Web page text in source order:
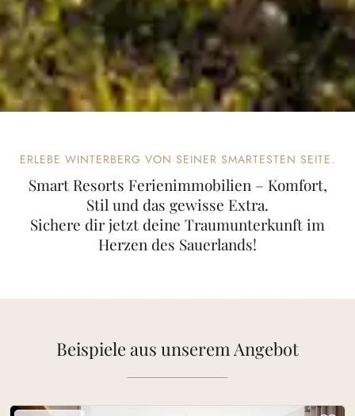
ERLEBE WINTERBERG VON SEINER SMARTESTEN SEITE.
Smart Resorts Ferienimmobilien – Komfort,
Stil und das gewisse Extra.
Sichere dir jetzt deine Traumunterkunft im
Herzen des Sauerlands!
Beispiele aus unserem Angebot